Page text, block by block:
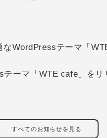
WordPressテーマ「
ーマ「WTE cafe」をリ
すべてのお知らせを見る